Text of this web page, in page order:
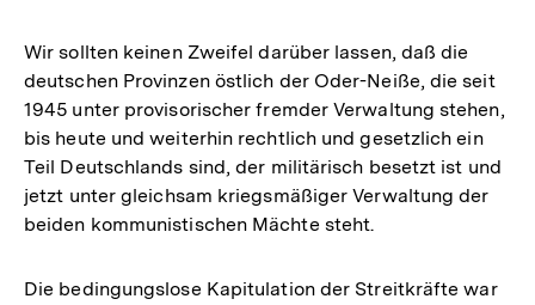
Wir sollten keinen Zweifel darüber lassen, daß die
deutschen Provinzen östlich der Oder-Neiße, die seit
1945 unter provisorischer fremder Verwaltung stehen,
bis heute und weiterhin rechtlich und gesetzlich ein
Teil Deutschlands sind, der militärisch besetzt ist und
jetzt unter gleichsam kriegsmäßiger Verwaltung der
beiden kommunistischen Mächte steht.
Die bedingungslose Kapitulation der Streitkräfte war